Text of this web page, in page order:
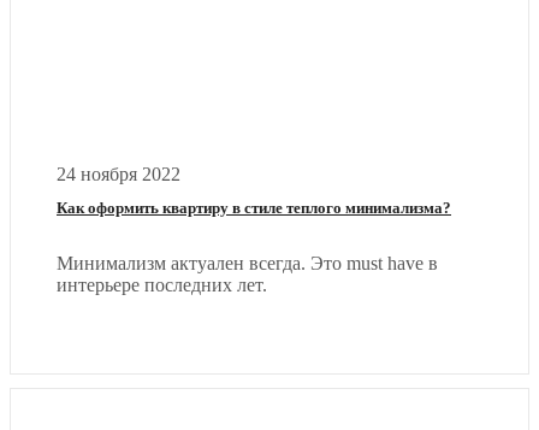
24 ноября 2022
Как оформить квартиру в стиле теплого минимализма?
Минимализм актуален всегда. Это must have в
интерьере последних лет.